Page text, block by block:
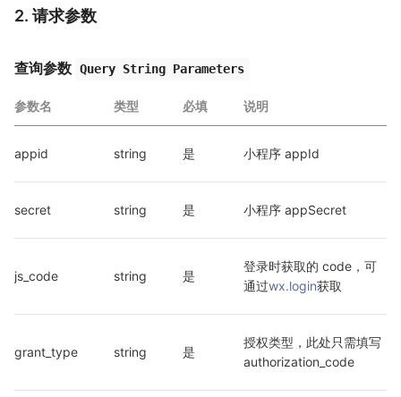
2. 请求参数
查询参数 Query String Parameters
参数名 类型 必填 说明
appid string 是 小程序 appId
secret string 是 小程序 appSecret
js_code string 是
登录时获取的 code，可
通过wx.login获取
grant_type string 是
授权类型，此处只需填写
authorization_code